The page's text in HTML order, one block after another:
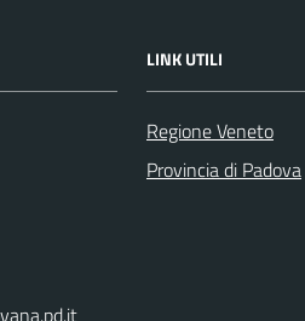
LINK UTILI
Regione Veneto
Provincia di Padova